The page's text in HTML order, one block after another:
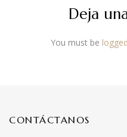
Deja
You must be
CONTÁCTANOS